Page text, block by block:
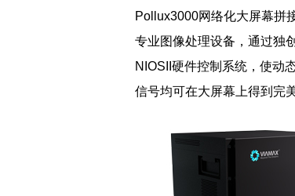
Pollux3000网络化大屏幕拼
专业图像处理设备，通过独
NIOSII硬件控制系统，使动
信号均可在大屏幕上得到完